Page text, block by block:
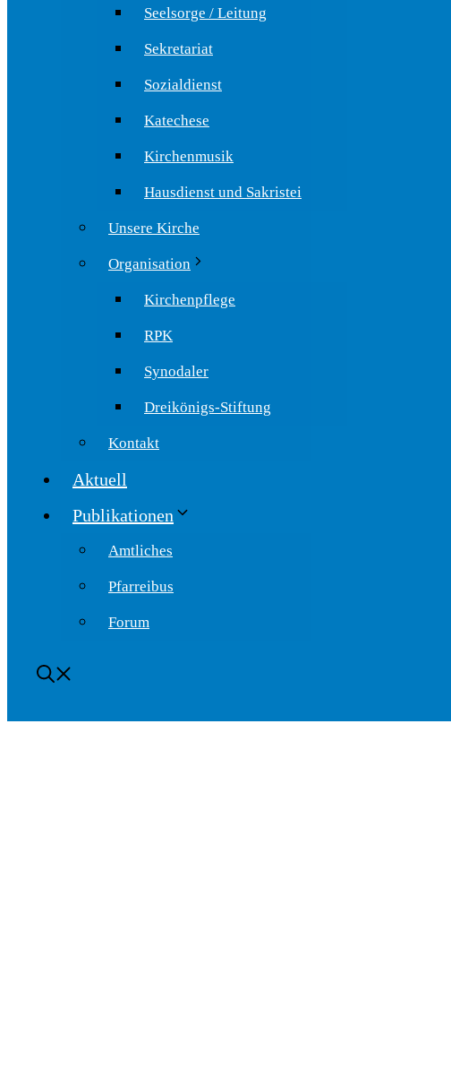
Seelsorge / Leitung
Sekretariat
Sozialdienst
Katechese
Kirchenmusik
Hausdienst und Sakristei
Unsere Kirche
Organisation
Kirchenpflege
RPK
Synodaler
Dreikönigs-Stiftung
Kontakt
Aktuell
Publikationen
Amtliches
Pfarreibus
Forum